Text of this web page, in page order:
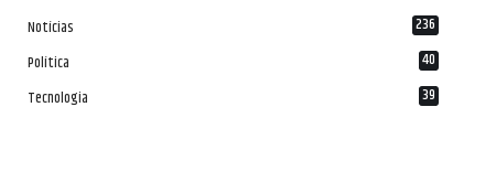
Notícias 236
Política 40
Tecnologia 39